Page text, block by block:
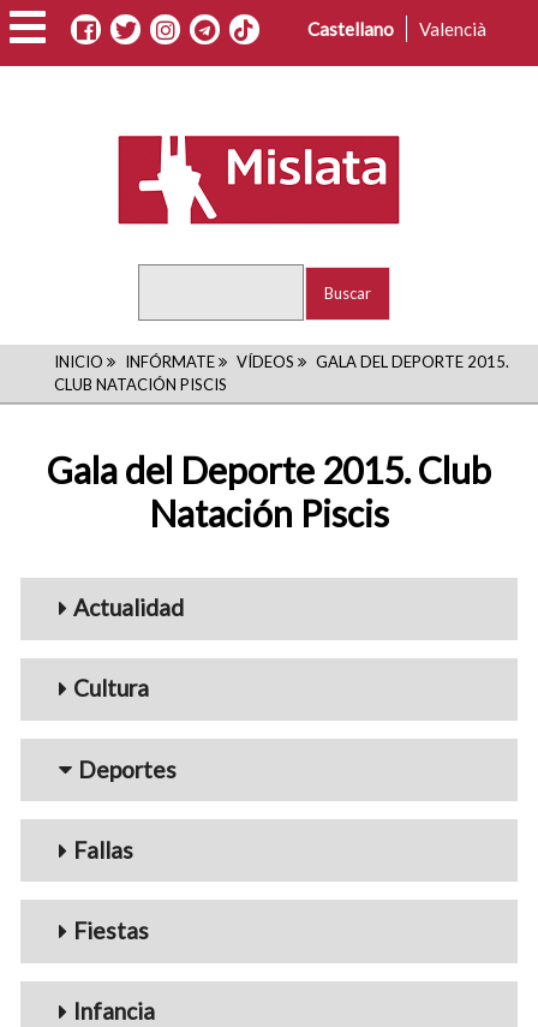
Pasar
al
contenido
Castellano Valencià
RUTA
DE
NAVEGACIÓN
INICIO INFÓRMATE VÍDEOS
GALA DEL DEPORTE 2015.
CLUB NATACIÓN PISCIS
Gala del Deporte 2015. Club
Natación Piscis
Menu_Videos
Actualidad
Cultura
Deportes
Fallas
Fiestas
Infancia